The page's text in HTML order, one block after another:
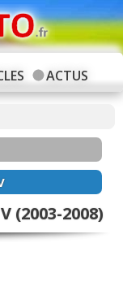
ACTUS
(2003-2008)